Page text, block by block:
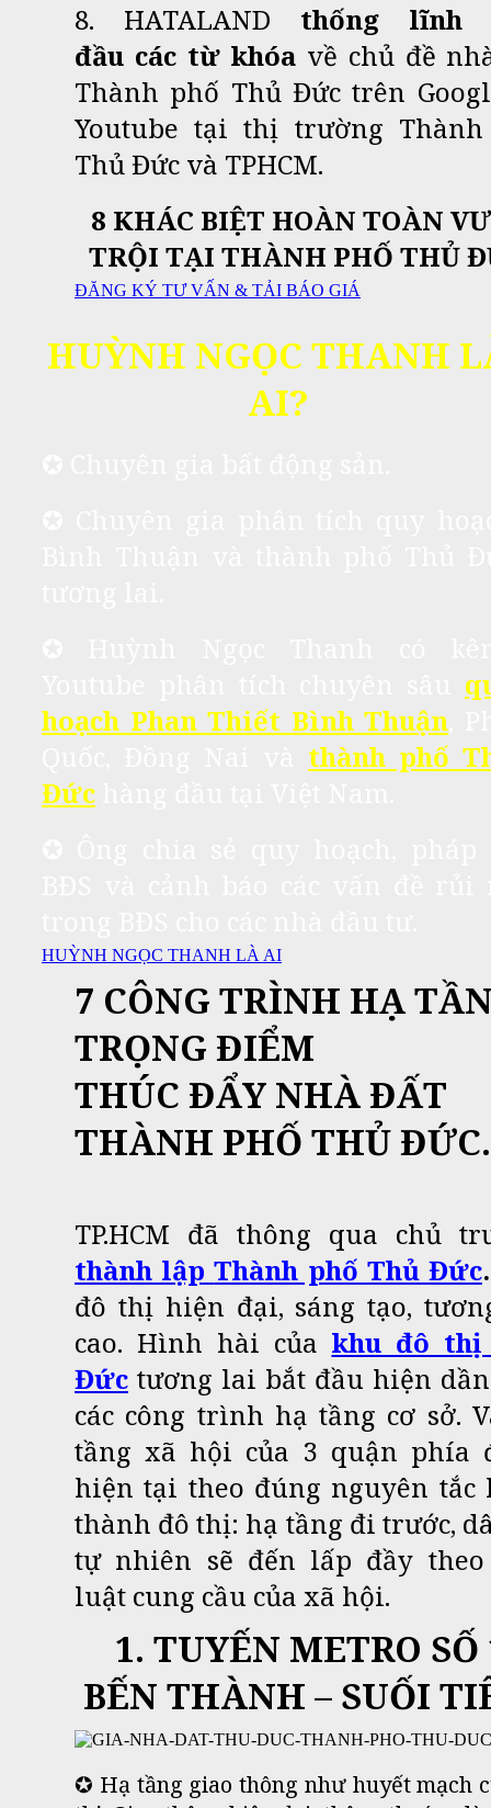
8. HATALAND thống lĩnh
đầu các từ khóa về chủ đề
Thành phố Thủ Đức trên
Youtube tại thị trường
Thủ Đức và TPHCM.
8 KHÁC BIỆT HOÀN TOÀN
TRỘI TẠI THÀNH PHỐ THỦ
ĐĂNG KÝ TƯ VẤN & TẢI BÁO GIÁ
HUỲNH NGỌC THANH
AI?
hoạch Phan Thiết Bình Thuận
thành phố
Đức
HUỲNH NGỌC THANH LÀ AI
7 CÔNG TRÌNH HẠ
TRỌNG ĐIỂM
THÚC ĐẨY NHÀ ĐẤT
THÀNH PHỐ THỦ ĐỨC.
TP.HCM đã thông qua chủ
thành lậpThành phố Thủ Đức.
đô thị hiện đại, sáng tạo,
cao. Hình hài của khu đô thị
Đức tương lai bắt đầu hiện
các công trình hạ tầng cơ sở.
tầng xã hội của 3 quận phía
hiện tại theo đúng nguyên tắc
thành đô thị: hạ tầng đi trước,
tự nhiên sẽ đến lấp đầy
luật cung cầu của xã hội.
1. TUYẾN METRO SỐ
BẾN THÀNH – SUỐI
✪ Hạ tầng giao thông như huyết mạch